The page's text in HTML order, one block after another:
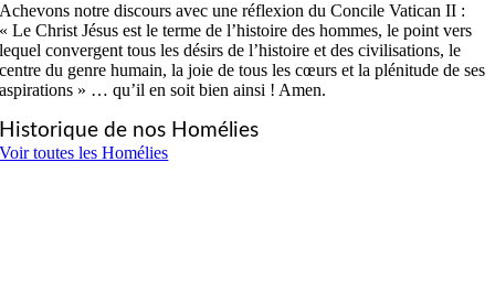
Achevons notre discours avec une réflexion du Concile Vatican II :
« Le Christ Jésus est le terme de l’histoire des hommes, le point vers
lequel convergent tous les désirs de l’histoire et des civilisations, le
centre du genre humain, la joie de tous les cœurs et la plénitude de ses
aspirations » … qu’il en soit bien ainsi ! Amen.
Historique de nos Homélies
Voir toutes les Homélies